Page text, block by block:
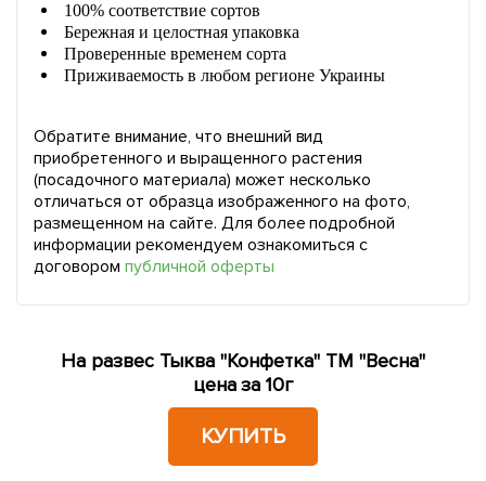
100% соответствие сортов
Бережная и целостная упаковка
Проверенные временем сорта
Приживаемость в любом регионе Украины
Обратите внимание, что внешний вид
приобретенного и выращенного растения
(посадочного материала) может несколько
отличаться от образца изображенного на фото,
размещенном на сайте. Для более подробной
информации рекомендуем ознакомиться с
договором публичной оферты
На развес Тыква "Конфетка" ТМ "Весна"
цена за 10г
КУПИТЬ